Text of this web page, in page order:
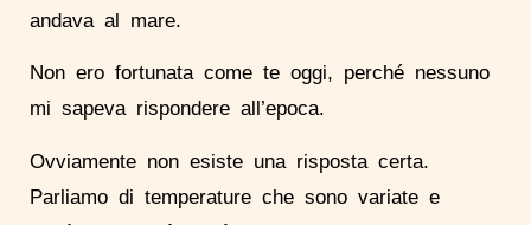
andava al mare.
Non ero fortunata come te oggi, perché nessuno
mi sapeva rispondere all’epoca.
Ovviamente non esiste una risposta certa.
Parliamo di temperature che sono variate e